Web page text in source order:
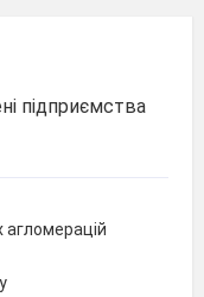
підприємства
агломерацій